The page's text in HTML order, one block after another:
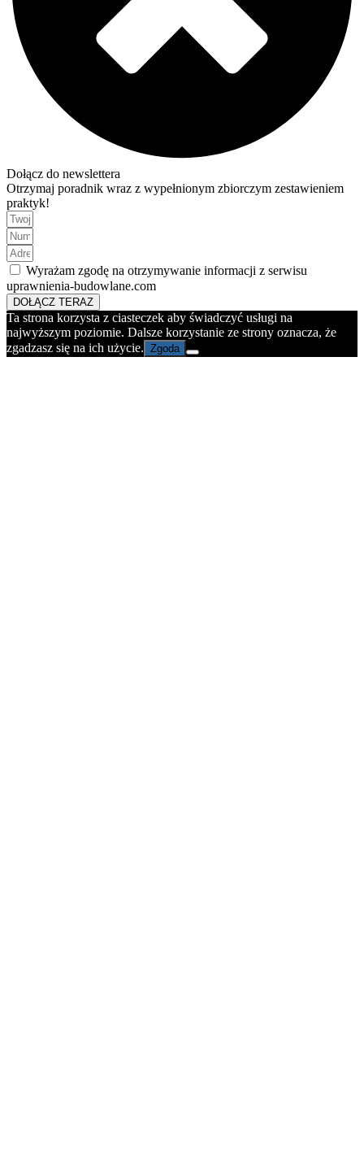
Dołącz do newslettera
Otrzymaj poradnik wraz z wypełnionym zbiorczym zestawieniem
praktyk!
Wyrażam zgodę na otrzymywanie informacji z serwisu
uprawnienia-budowlane.com
DOŁĄCZ TERAZ
Ta strona korzysta z ciasteczek aby świadczyć usługi na
najwyższym poziomie. Dalsze korzystanie ze strony oznacza, że
zgadzasz się na ich użycie. Zgoda